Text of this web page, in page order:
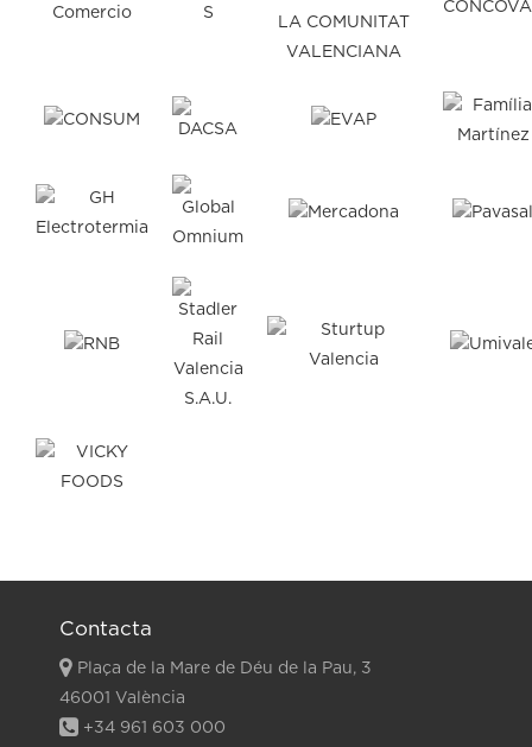
Contacta
Plaça de la Mare de Déu de la Pau, 3
46001 València
+34 961 603 000